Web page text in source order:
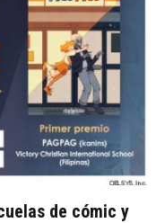
de cómic y